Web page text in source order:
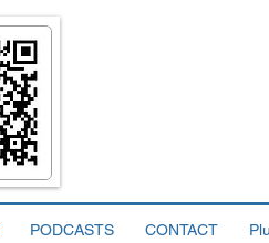
PODCASTS CONTACT